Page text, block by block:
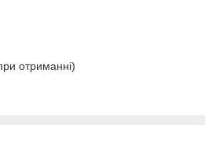
отриманні)